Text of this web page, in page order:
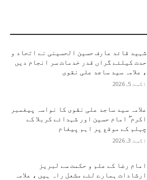
شہید قائد عارف حسین الحسینی نے اتحاد و
حدت کیلئے گراں قدر خدمات سر انجام دیں
، علامہ سید ساجد علی نقوی
اگست 5, 2026
علامہ سید ساجد علی نقوی کا نواسہ پیغمبر
اکرم ۖ امام حسین اور شہدائے کربلا کے
چہلم کے موقع پر اہم پیغام
اگست 3, 2026
امام رضا کے علم و حکمت سے لبریز
ارشادات ہمارے لئے مشعل راہ ہیں ، علامہ